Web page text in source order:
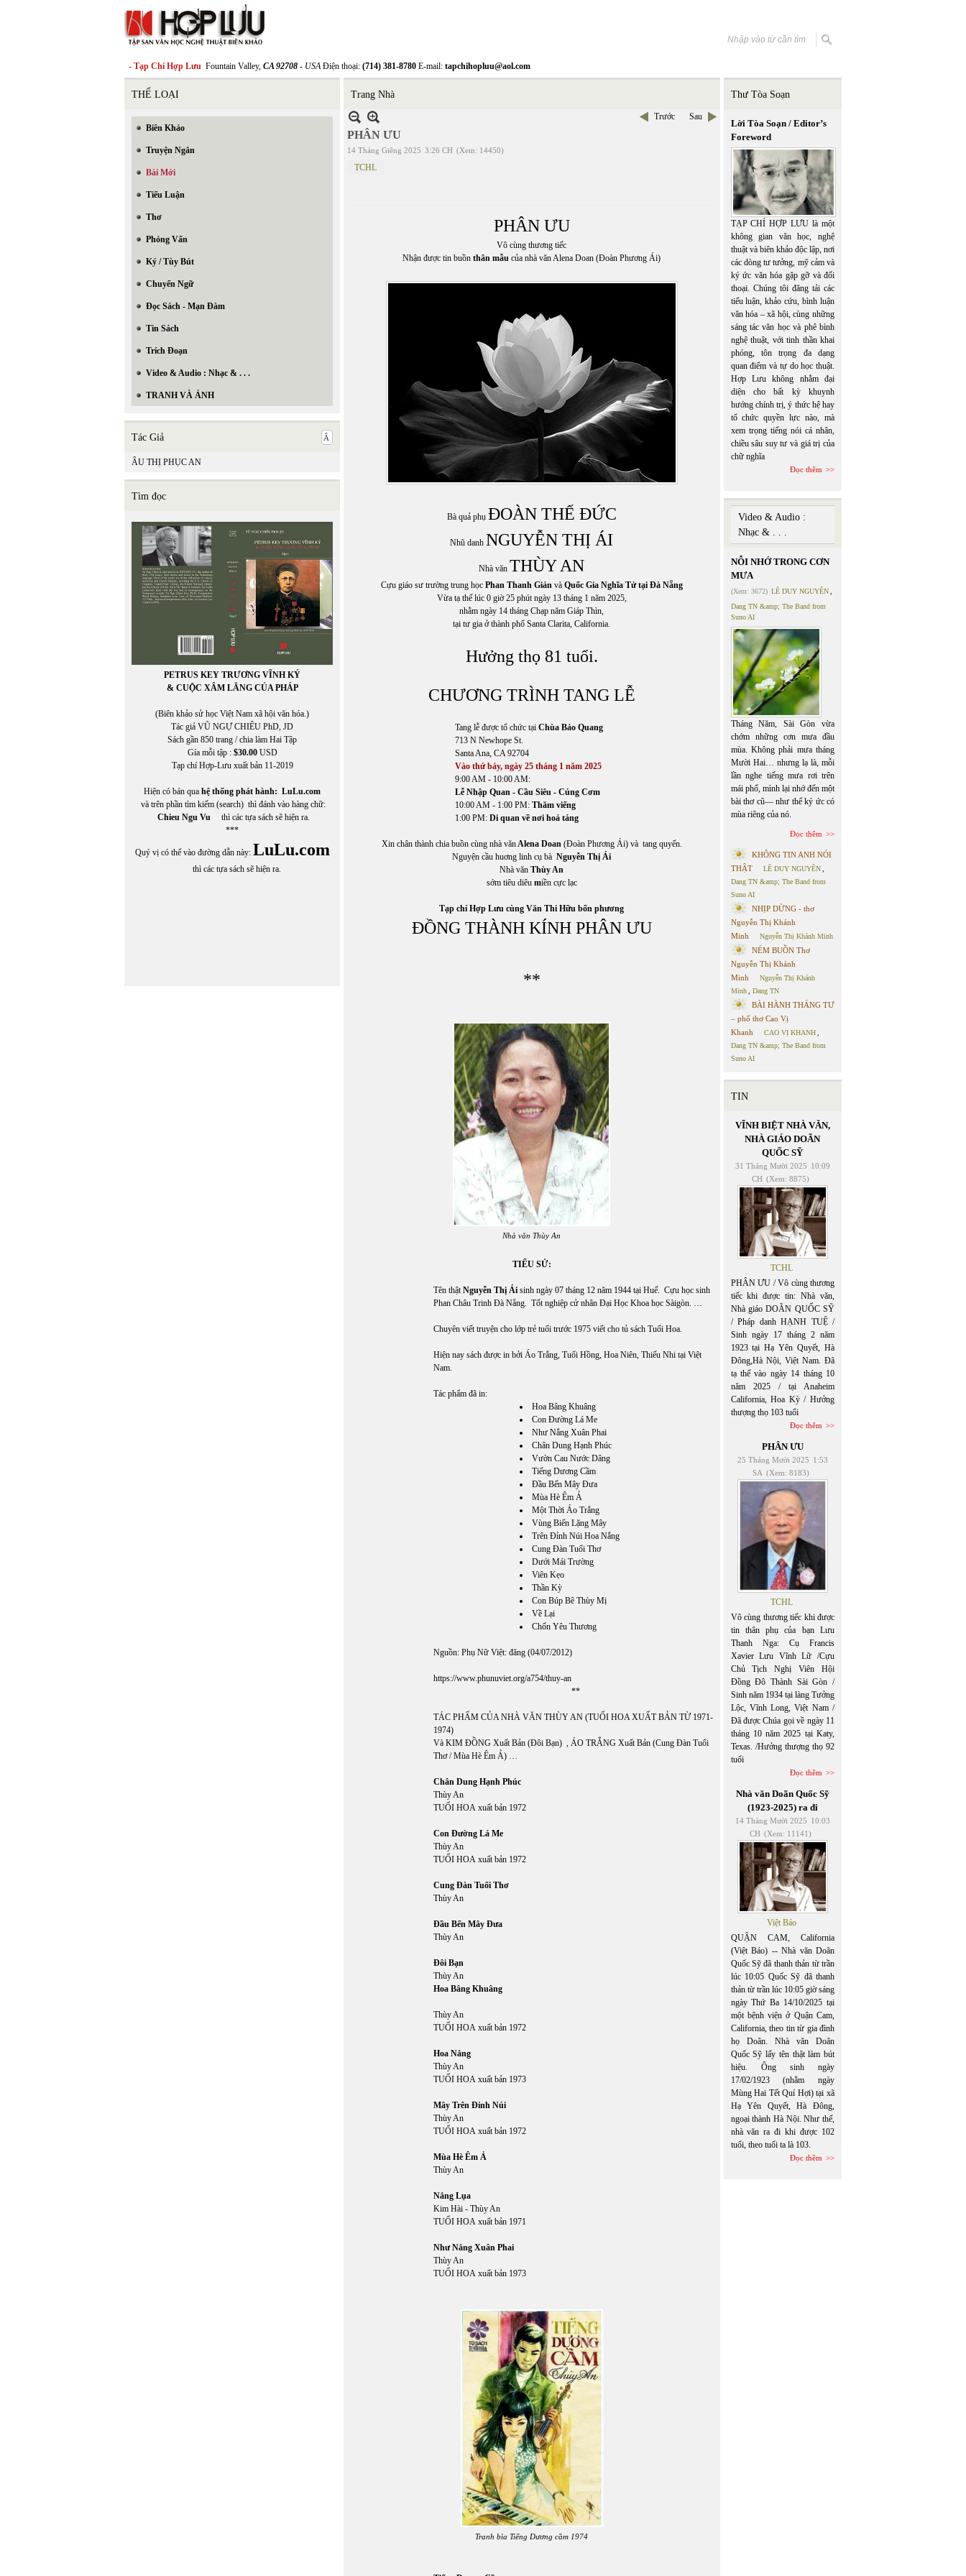
- Tạp Chí Hợp Lưu Fountain Valley, CA 92708 - USAĐiện thoại: (714) 381-8780 E-mail: tapchihopluu@aol.com
THỂ LOẠI
Biên Khảo
Truyện Ngắn
Bài Mới
Tiểu Luận
Thơ
Phỏng Vấn
Ký / Tùy Bút
Chuyển Ngữ
Đọc Sách - Mạn Đàm
Tin Sách
Trích Đoạn
Video & Audio : Nhạc & . . .
TRANH VÀ ẢNH
Tác Giả
ÂU THỊ PHỤC AN
Tìm đọc
PETRUS KEY TRƯƠNG VĨNH KÝ
& CUỘC XÂM LĂNG CỦA PHÁP
(Biên khảo sử học Việt Nam xã hội văn hóa.)
Tác giả VŨ NGỰ CHIÊU PhD, JD
Sách gần 850 trang / chia làm Hai Tập
Gía mỗi tập : $30.00USD
Tạp chí Hợp-Lưu xuất bản 11-2019
Hiện có bán qua hệ thống phát hành: LuLu.com
và trên phần tìm kiếm (search) thì đánh vào hàng chữ:
Chieu Ngu Vu thì các tựa sách sẽ hiện ra.
***
Quý vị có thể vào đường dẫn này: LuLu.com
thì các tựa sách sẽ hiện ra.
Trang Nhà
Trước Sau
PHÂN ƯU
14 Tháng Giêng 2025 3:26 CH (Xem: 14450)
TCHL
PHÂN ƯU
Vô cùng thương tiếc
Nhận được tin buồnthân mẫu của nhà văn Alena Doan (Đoàn Phương Ái)
Bà quả phụ ĐOÀN THẾ ĐỨC
Nhũ danhNGUYỄN THỊ ÁI
Nhà văn THÙY AN
Cựu giáo sư trường trung học Phan Thanh Giảnvà Quốc Gia Nghĩa Tử tại Đà Nẵng
Vừa tạ thế lúc 0 giờ 25 phút ngày 13 tháng 1 năm 2025,
nhằm ngày 14 tháng Chạp năm Giáp Thìn,
tại tư gia ở thành phố Santa Clarita, California.
Hưởng thọ 81 tuổi.
CHƯƠNG TRÌNH TANG LỄ
Tang lễ được tổ chức tại Chùa Bảo Quang
713 N Newhope St.
Santa Ana, CA 92704
Vào thứ bảy, ngày 25 tháng 1 năm 2025
9:00 AM - 10:00 AM:
Lễ Nhập Quan - Cầu Siêu - Cúng Cơm
10:00 AM - 1:00 PM: Thăm viếng
1:00 PM: Di quan về nơi hoả táng
Xin chân thành chia buồn cùng nhà vănAlena Doan (Đoàn Phương Ái) và tang quyến.
Nguyện cầu huơng linh cụ bà Nguyễn Thị Ái
Nhà văn Thùy An
sớm tiêu diêu miền cực lạc
Tạp chí Hợp Lưu cùng Văn Thi Hữu bốn phương
ĐỒNG THÀNH KÍNH PHÂN ƯU
**
Nhà văn Thùy An
TIỂU SỬ:
Tên thậtNguyễn Thị Ái sinh ngày 07 tháng 12 năm 1944 tại Huế. Cựu học sinh
Phan Châu Trinh Đà Nẵng. Tốt nghiệp cử nhân Đại Học Khoa học Sàigòn. …
Chuyên viết truyện cho lớp trẻ tuổi trước 1975 viết cho tủ sách Tuổi Hoa.
Hiện nay sách được in bởi Áo Trắng, Tuổi Hồng, Hoa Niên, Thiếu Nhi tại Việt
Nam.
Tác phẩm đã in:
Hoa Bâng Khuâng
Con Đường Lá Me
Như Nắng Xuân Phai
Chân Dung Hạnh Phúc
Vườn Cau Nước Dâng
Tiếng Dương Cầm
Đầu Bến Mây Đưa
Mùa Hè Êm Ả
Một Thời Áo Trắng
Vùng Biển Lặng Mây
Trên Đỉnh Núi Hoa Nắng
Cung Đàn Tuổi Thơ
Dưới Mái Trường
Viên Kẹo
Thần Kỳ
Con Búp Bê Thùy Mị
Về Lại
Chốn Yêu Thương
Nguồn: Phụ Nữ Việt: đăng (04/07/2012)
https://www.phunuviet.org/a754/thuy-an
**
TÁC PHẨM CỦA NHÀ VĂN THÙY AN (TUỔI HOA XUẤT BẢN TỪ 1971-
1974)
Và KIM ĐỒNG Xuất Bản (Đôi Bạn) , ÁO TRẮNG Xuất Bản (Cung Đàn Tuổi
Thơ / Mùa Hè Êm Ả) …
Chân Dung Hạnh Phúc
Thùy An
TUỔI HOA xuất bản 1972
Con Đường Lá Me
Thùy An
TUỔI HOA xuất bản 1972
Cung Đàn Tuổi Thơ
Thùy An
Đầu Bến Mây Đưa
Thùy An
Đôi Bạn
Thùy An
Hoa Bâng Khuâng
Thùy An
TUỔI HOA xuất bản 1972
Hoa Nắng
Thùy An
TUỔI HOA xuất bản 1973
Mây Trên Đỉnh Núi
Thùy An
TUỔI HOA xuất bản 1972
Mùa Hè Êm Ả
Thùy An
Nắng Lụa
Kim Hài - Thùy An
TUỔI HOA xuất bản 1971
Như Nắng Xuân Phai
Thùy An
TUỔI HOA xuất bản 1973
Tranh bìa Tiếng Dương cầm 1974
Thư Tòa Soạn
Lời Tòa Soạn / Editor’s
Foreword
TẠP CHÍ HỢP LƯU là một
không gian văn học, nghệ
thuật và biên khảo độc lập, nơi
các dòng tư tưởng, mỹ cảm và
ký ức văn hóa gặp gỡ và đối
thoại. Chúng tôi đăng tải các
tiểu luận, khảo cứu, bình luận
văn hóa – xã hội, cùng những
sáng tác văn học và phê bình
nghệ thuật, với tinh thần khai
phóng, tôn trọng đa dạng
quan điểm và tự do học thuật.
Hợp Lưu không nhằm đại
diện cho bất kỳ khuynh
hướng chính trị, ý thức hệ hay
tổ chức quyền lực nào, mà
xem trọng tiếng nói cá nhân,
chiều sâu suy tư và giá trị của
chữ nghĩa
Đọc thêm
Video & Audio :
Nhạc & . . .
NỖI NHỚ TRONG CƠN
MƯA
(Xem: 3672) LÊ DUY NGUYÊN
Dang TN &amp; The Band from
Suno AI
Tháng Năm, Sài Gòn vừa
chớm những cơn mưa đầu
mùa. Không phải mưa tháng
Mười Hai… nhưng lạ là, mỗi
lần nghe tiếng mưa rơi trên
mái phố, mình lại nhớ đến một
bài thơ cũ— như thể ký ức có
mùa riêng của nó.
Đọc thêm
KHÔNG TIN ANH NÓI
THẬT
LÊ DUY NGUYÊN
Dang TN &amp; The Band from
Suno AI
NHỊP DỪNG - thơ
Nguyễn Thị Khánh
Minh
Nguyễn Thị Khánh Minh
NÉM BUỒN Thơ
Nguyễn Thị Khánh
Minh
Nguyễn Thị Khánh
Minh
Dang TN
BÀI HÀNH THÁNG TƯ
– phổ thơ Cao Vị
Khanh
CAO VỊ KHANH
Dang TN &amp; The Band from
Suno AI
TIN
VĨNH BIỆT NHÀ VĂN,
NHÀ GIÁO DOÃN
QUỐC SỸ
31 Tháng Mười 2025 10:09
CH (Xem: 8875)
TCHL
PHÂN ƯU / Vô cùng thương
tiếc khi được tin: Nhà văn,
Nhà giáo DOÃN QUỐC SỸ
/ Pháp danh HẠNH TUỆ /
Sinh ngày 17 tháng 2 năm
1923 tại Hạ Yên Quyết, Hà
Đông,Hà Nội, Việt Nam. Đã
tạ thế vào ngày 14 tháng 10
năm 2025 / tại Anaheim
California, Hoa Kỳ / Hưởng
thượng thọ 103 tuổi
Đọc thêm
PHÂN ƯU
25 Tháng Mười 2025 1:53
SA (Xem: 8183)
TCHL
Vô cùng thương tiếc khi được
tin thân phụ của bạn Lưu
Thanh Nga: Cụ Francis
Xavier Lưu Vĩnh Lữ /Cựu
Chủ Tịch Nghị Viên Hội
Đồng Đô Thành Sài Gòn /
Sinh năm 1934 tại làng Tưởng
Lộc, Vĩnh Long, Việt Nam /
Đã được Chúa gọi về ngày 11
tháng 10 năm 2025 tại Katy,
Texas. /Hưởng thượng thọ 92
tuổi
Đọc thêm
Nhà văn Doãn Quốc Sỹ
(1923-2025) ra đi
14 Tháng Mười 2025 10:03
CH (Xem: 11141)
Việt Báo
QUẬN CAM, California
(Việt Báo) -- Nhà văn Doãn
Quốc Sỹ đã thanh thản từ trần
lúc 10:05 Quốc Sỹ đã thanh
thản từ trần lúc 10:05 giờ sáng
ngày Thứ Ba 14/10/2025 tại
một bệnh viện ở Quận Cam,
California, theo tin từ gia đình
họ Doãn. Nhà văn Doãn
Quốc Sỹ lấy tên thật làm bút
hiệu. Ông sinh ngày
17/02/1923 (nhằm ngày
Mùng Hai Tết Quí Hợi) tại xã
Hạ Yên Quyết, Hà Đông,
ngoại thành Hà Nội. Như thế,
nhà văn ra đi khi được 102
tuổi, theo tuổi ta là 103.
Đọc thêm